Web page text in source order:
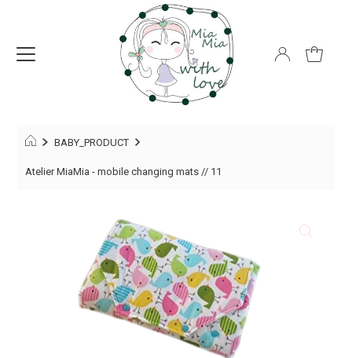
BABY_PRODUCT
Atelier MiaMia - mobile changing mats // 11